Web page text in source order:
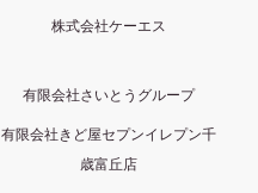
株式会社ケーエス
有限会社さいとうグループ
有限会社きど屋セプンイレプン千
歳富丘店